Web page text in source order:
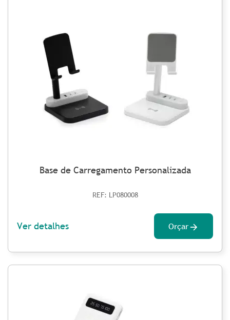
Base de Carregamento Personalizada
REF: LP080008
Ver detalhes Orçar